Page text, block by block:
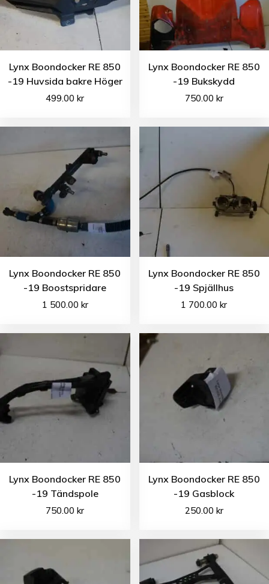
Lynx Boondocker RE 850
-19 Huvsida bakre Höger
499.00kr
Lynx Boondocker RE 850
-19 Bukskydd
750.00 kr
Lynx Boondocker RE 850
-19 Boostspridare
1 500.00 kr
Lynx Boondocker RE 850
-19 Spjällhus
1 700.00kr
Lynx Boondocker RE 850
-19 Tändspole
750.00kr
Lynx Boondocker RE 850
-19 Gasblock
250.00 kr